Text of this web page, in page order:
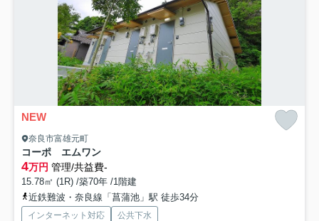
NEW
奈良市富雄元町
コーポ エムワン
4万円 管理/共益費-
15.78㎡ (1R) /築70年 /1階建
近鉄難波・奈良線「菖蒲池」駅 徒歩34分
インターネット対応 公共下水